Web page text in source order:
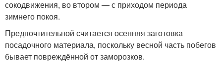
сокодвижения, во втором — с приходом периода
зимнего покоя.
Предпочтительной считается осенняя заготовка
посадочного материала, поскольку весной часть побегов
бывает повреждённой от заморозков.